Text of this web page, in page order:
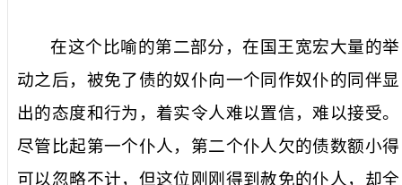
在这个比喻的第二部分，在国王宽宏大量的举
动之后，被免了债的奴仆向一个同作奴仆的同伴显
出的态度和行为，着实令人难以置信，难以接受。
尽管比起第一个仆人，第二个仆人欠的债数额小得
可以忽略不计，但这位刚刚得到赦免的仆人，却全